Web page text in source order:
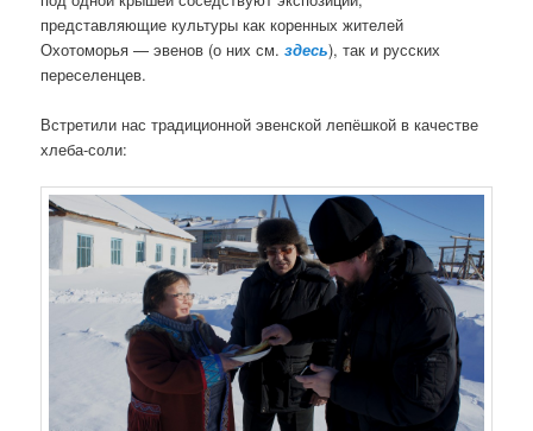
а
п
и
м
представляющие культуры как коренных жителей
Охотоморья — эвенов (о них см.здесь), так и русских
переселенцев.
Встретили нас традиционной эвенской лепёшкой в качестве
хлеба-соли: